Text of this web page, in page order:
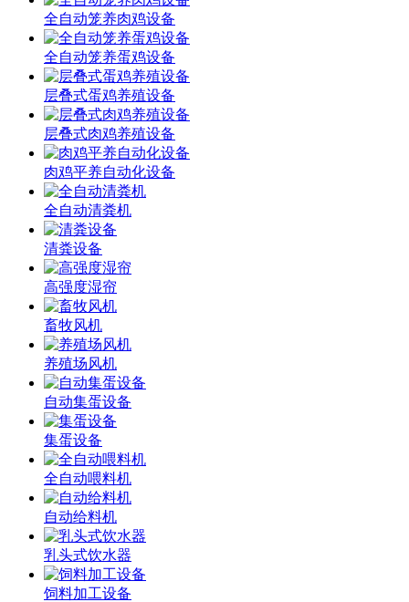
全自动笼养肉鸡设备
全自动笼养蛋鸡设备
层叠式蛋鸡养殖设备
层叠式肉鸡养殖设备
肉鸡平养自动化设备
全自动清粪机
清粪设备
高强度湿帘
畜牧风机
养殖场风机
自动集蛋设备
集蛋设备
全自动喂料机
自动给料机
乳头式饮水器
饲料加工设备